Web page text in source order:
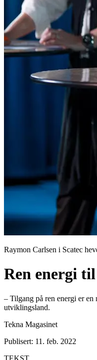
Raymon Carlsen i Scatec
Ren energi
– Tilgang på ren energi er
utviklingsland.
Tekna Magasinet
Publisert: 11. feb. 2022
TEKST